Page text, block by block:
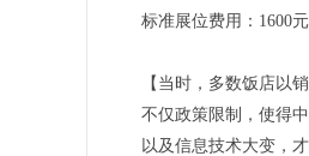
标准展位费用：1600
【当时，多数饭店以
不仅政策限制，使得
以及信息技术大变，